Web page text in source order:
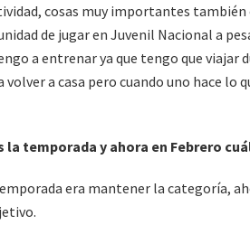
cosas muy importantes también
de jugar en Juvenil Nacional a
a entrenar ya que tengo que viajar
a casa pero cuando uno hace lo
temporada y ahora en Febrero
era mantener la categoría,